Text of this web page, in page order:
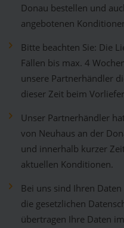
Donau bestellen und
angebotenen
Bitte beachten Sie: Die
Fällen bis max. 4
unsere Partnerhändler
dieser Zeit beim
Unser Partnerhändler
von Neuhaus an der
und innerhalb kurzer
aktuellen Konditionen.
Bei uns sind Ihren
die gesetzlichen
übertragen Ihre Daten